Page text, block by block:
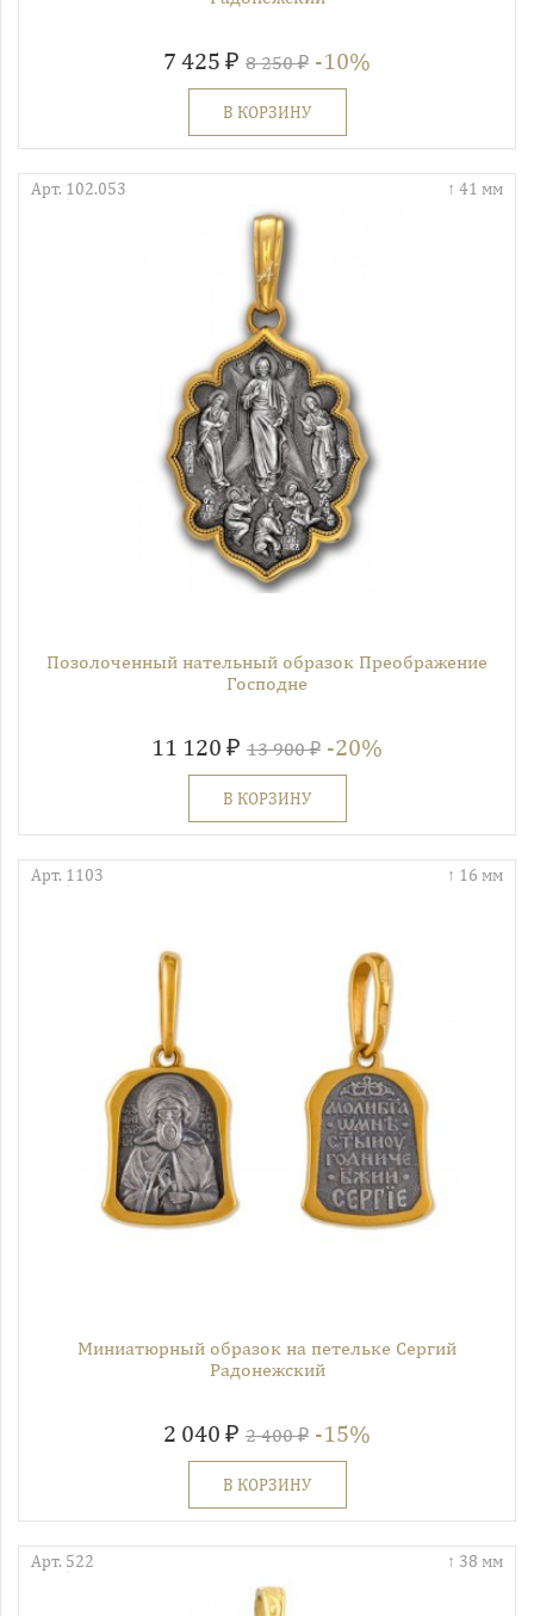
7 425 ₽ 8 250 ₽ -10%
В КОРЗИНУ
41 мм
Арт. 102.053
Позолоченный нательный образок Преображение
Господне
11 120 ₽ 13 900 ₽ -20%
В КОРЗИНУ
16 мм
Арт. 1103
Миниатюрный образок на петельке Сергий
Радонежский
2 040 ₽ 2 400 ₽ -15%
В КОРЗИНУ
38 мм
Арт. 522